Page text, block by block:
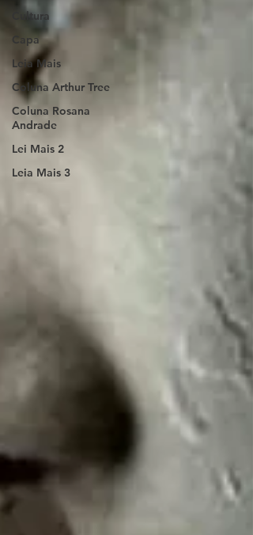
Cultura
Capa
Leia Mais
Coluna Arthur Tree
Coluna Rosana
Andrade
Lei Mais 2
Leia Mais 3